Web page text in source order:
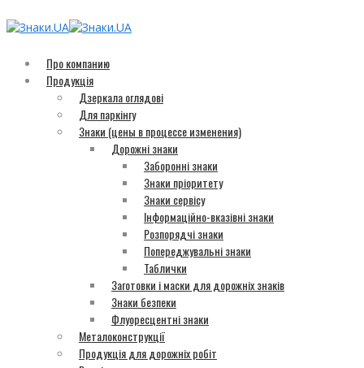
Про компанию
Продукція
Дзеркала оглядові
Для паркінгу
Знаки (цены в процессе изменения)
Дорожні знаки
Заборонні знаки
Знаки пріоритету
Знаки сервісу
Інформаційно-вказівні знаки
Розпорядчі знаки
Попереджувальні знаки
Таблички
Заготовки і маски для дорожніх знаків
Знаки безпеки
Флуоресцентні знаки
Металоконструкції
Продукція для дорожніх робіт